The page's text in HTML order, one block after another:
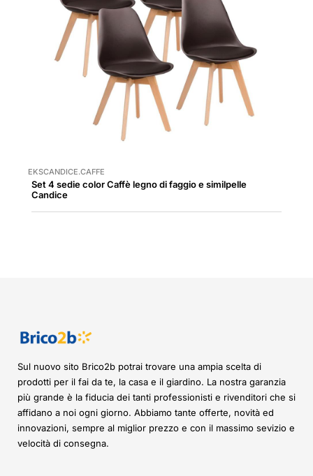
EKSCANDICE.CAFFE
Set 4 sedie color Caffè legno di faggio e similpelle
Candice
Sul nuovo sito Brico2b potrai trovare una ampia scelta di
prodotti per il fai da te, la casa e il giardino. La nostra garanzia
più grande è la fiducia dei tanti professionisti e rivenditori che si
affidano a noi ogni giorno. Abbiamo tante offerte, novità ed
innovazioni, sempre al miglior prezzo e con il massimo sevizio e
velocità di consegna.